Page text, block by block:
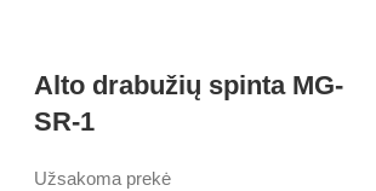
Alto drabužių spinta MG-
SR-1
Užsakoma prekė